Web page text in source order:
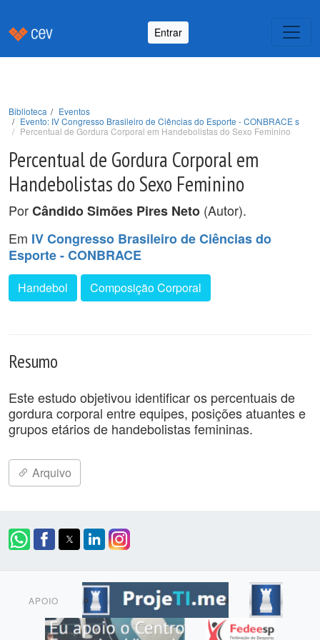
Entrar
Biblioteca
Eventos
Evento: IV Congresso Brasileiro de Ciências do Esporte - CONBRACE s
Percentual de Gordura Corporal em Handebolistas do Sexo Feminino
Percentual de Gordura Corporal em
Handebolistas do Sexo Feminino
PorCândido Simões Pires Neto (Autor).
Em IV Congresso Brasileiro de Ciências do
Esporte - CONBRACE
Handebol Composição Corporal
Resumo
Este estudo objetivou identificar os percentuais de
gordura corporal entre equipes, posições atuantes e
grupos etários de handebolistas femininas.
Arquivo
APOIO